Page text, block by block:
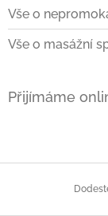
Vše o
Vše o masážní
Přijímáme